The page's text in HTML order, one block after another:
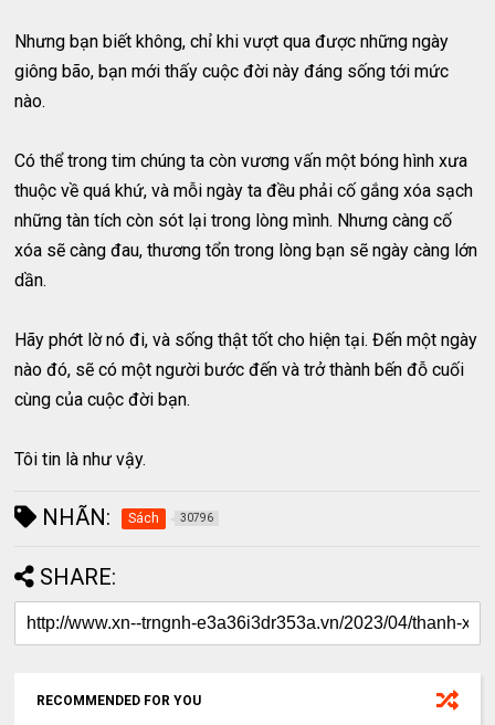
Nhưng bạn biết không, chỉ khi vượt qua được những ngày
giông bão, bạn mới thấy cuộc đời này đáng sống tới mức
nào.
Có thể trong tim chúng ta còn vương vấn một bóng hình xưa
thuộc về quá khứ, và mỗi ngày ta đều phải cố gắng xóa sạch
những tàn tích còn sót lại trong lòng mình. Nhưng càng cố
xóa sẽ càng đau, thương tổn trong lòng bạn sẽ ngày càng lớn
dần.
Hãy phớt lờ nó đi, và sống thật tốt cho hiện tại. Đến một ngày
nào đó, sẽ có một người bước đến và trở thành bến đỗ cuối
cùng của cuộc đời bạn.
Tôi tin là như vậy.
NHÃN: Sách 30796
SHARE:
RECOMMENDED FOR YOU